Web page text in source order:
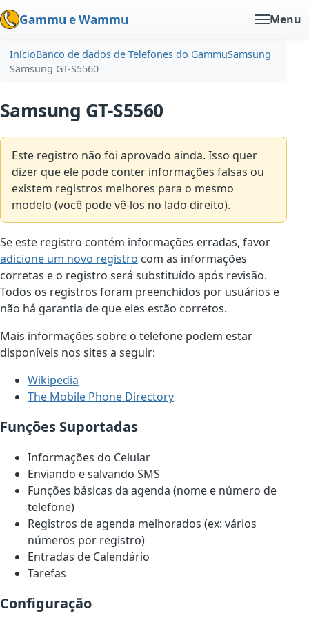
Gammu e Wammu Menu
InícioBanco de dados de Telefones do GammuSamsung
Samsung GT-S5560
Samsung GT-S5560
Este registro não foi aprovado ainda. Isso quer
dizer que ele pode conter informações falsas ou
existem registros melhores para o mesmo
modelo (você pode vê-los no lado direito).
Se este registro contém informações erradas, favor
adicione um novo registro com as informações
corretas e o registro será substituído após revisão.
Todos os registros foram preenchidos por usuários e
não há garantia de que eles estão corretos.
Mais informações sobre o telefone podem estar
disponíveis nos sites a seguir:
Wikipedia
The Mobile Phone Directory
Funções Suportadas
Informações do Celular
Enviando e salvando SMS
Funções básicas da agenda (nome e número de
telefone)
Registros de agenda melhorados (ex: vários
números por registro)
Entradas de Calendário
Tarefas
Configuração